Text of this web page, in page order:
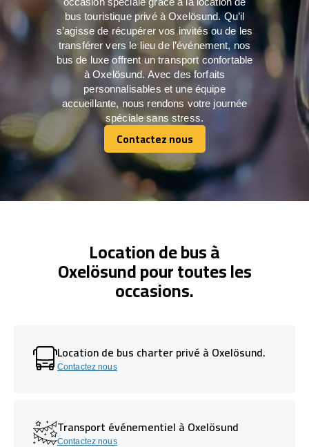
bus touristique privé à Oxelösund. Qu’il
s’agisse de récupérer vos invités ou de les
transférer vers le lieu de l’événement, nos
bus de luxe offrent un transport confortable
à Oxelösund. Avec des forfaits
personnalisables et une équipe
accueillante, nous rendons votre journée
spéciale sans stress.
Contactez nous
Contactez nous
Location de bus à
Oxelösund pour toutes les
occasions.
Location de bus charter privé à Oxelösund.
Contactez nous
Transport événementiel à Oxelösund
Contactez nous